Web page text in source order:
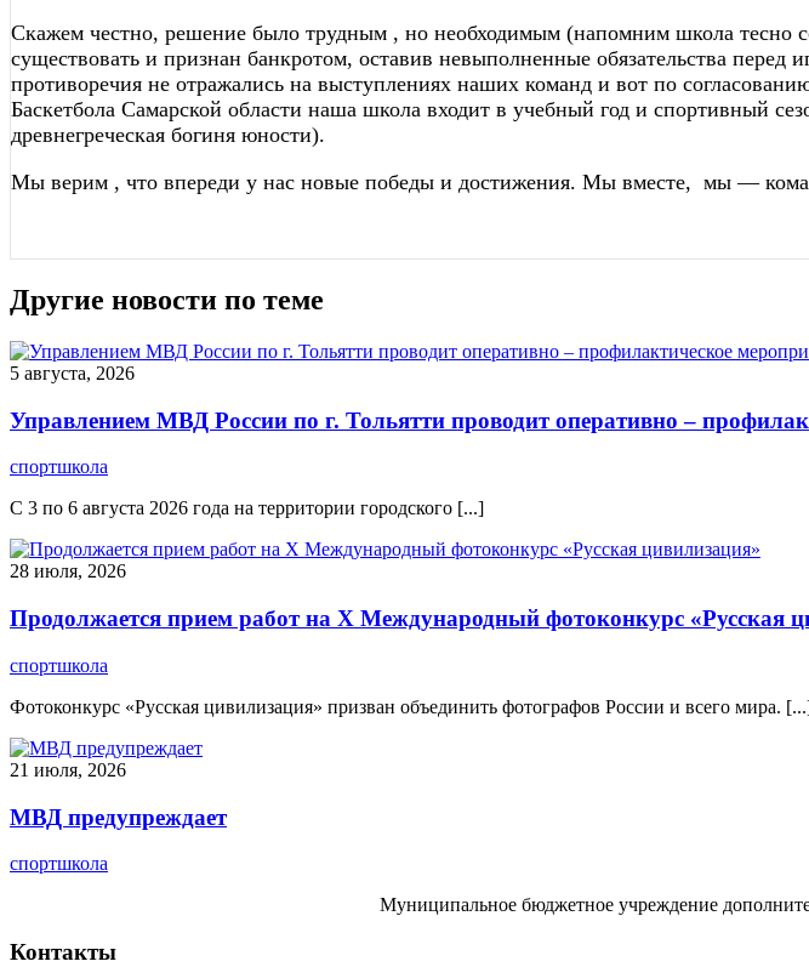
Скажем честно, решение было трудным , но необходимым (напомним школа тесно
существовать и признан банкротом, оставив невыполненные обязательства
противоречия не отражались на выступлениях наших команд и вот по
Баскетбола Самарской области наша школа входит в учебный год и спортивный
древнегреческая богиня юности).
Мы верим , что впереди у нас новые победы и достижения. Мы вместе, мы —
Другие новости по теме
5 августа, 2026
Управлением МВД России по г. Тольятти проводит оперативно –
спортшкола
С 3 по 6 августа 2026 года на территории городского [...]
28 июля, 2026
Продолжается прием работ на Х Международный фотоконкурс «Русская
спортшкола
Фотоконкурс «Русская цивилизация» призван объединить фотографов России и всего мира.
21 июля, 2026
МВД предупреждает
спортшкола
Муниципальное бюджетное учреждение
Контакты